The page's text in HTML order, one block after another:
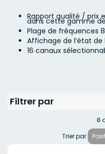
Rapport qualité / prix
dans cette gamme
Plage de fréquences
Affichage de l’état
16 canaux
8
Trier par
Filtrer par